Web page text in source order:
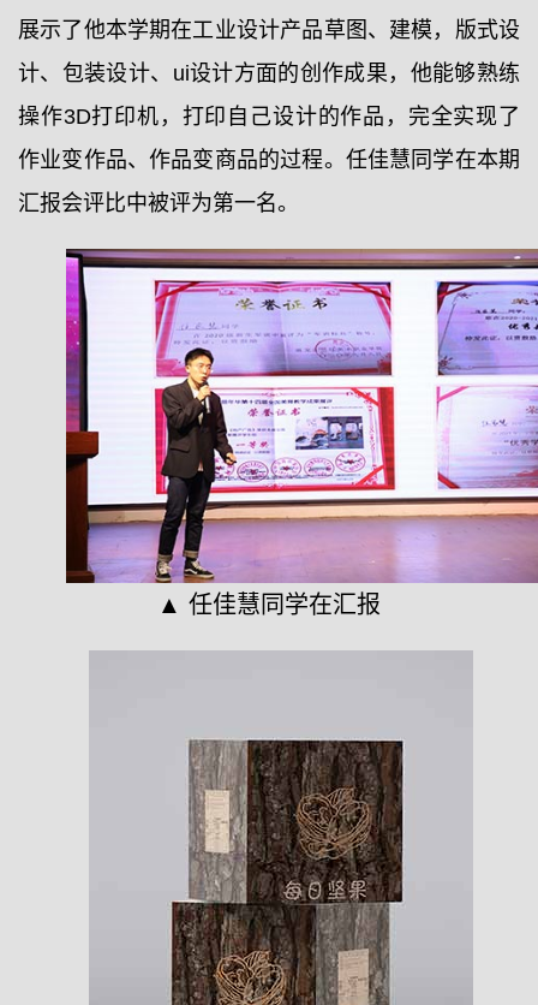
展示了他本学期在工业设计产品草图、建模，版式设
计、包装设计、ui设计方面的创作成果，他能够熟练
操作3D打印机，打印自己设计的作品，完全实现了
作业变作品、作品变商品的过程。任佳慧同学在本期
汇报会评比中被评为第一名。
▲ 任佳慧同学在汇报